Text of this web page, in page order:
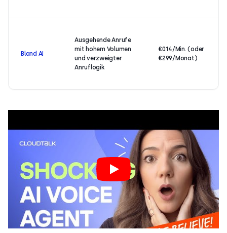
Bland AI
Ausgehende Anrufe
mit hohem Volumen
und verzweigter
Anruflogik
€0.14/Min. (oder
€299/Monat)